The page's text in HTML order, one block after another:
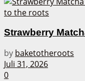
Strawberry
by baketotheroots
Juli 31, 2026
0